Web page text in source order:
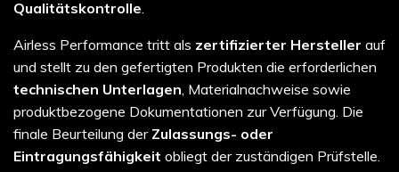
Qualitätskontrolle.
Airless Performance tritt als zertifizierter Hersteller auf
und stellt zu den gefertigten Produkten die erforderlichen
technischen Unterlagen, Materialnachweise sowie
produktbezogene Dokumentationen zur Verfügung. Die
finale Beurteilung der Zulassungs- oder
Eintragungsfähigkeit obliegt der zuständigen Prüfstelle.